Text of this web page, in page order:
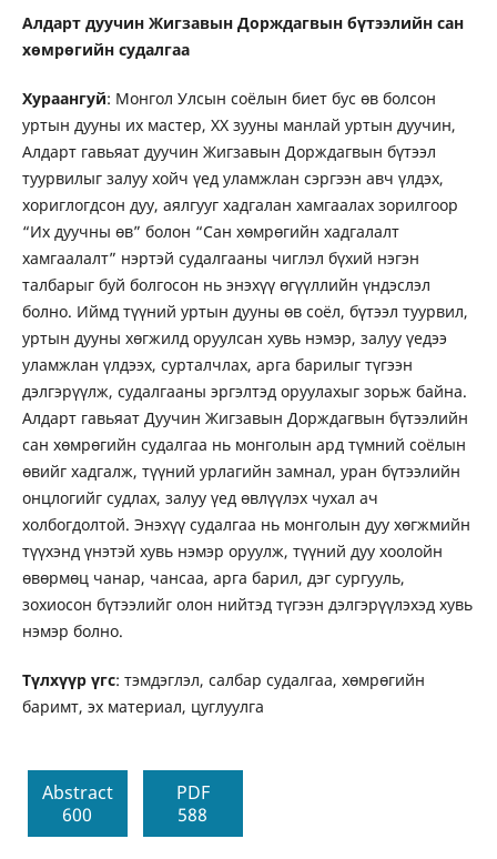
Алдарт дуучин Жигзавын Дорждагвын бүтээлийн сан
хөмрөгийн судалгаа
Хураангуй: Монгол Улсын соёлын биет бус өв болсон
уртын дууны их мастер, ХХ зууны манлай уртын дуучин,
Алдарт гавьяат дуучин Жигзавын Дорждагвын бүтээл
туурвилыг залуу хойч үед уламжлан сэргээн авч үлдэх,
хориглогдсон дуу, аялгууг хадгалан хамгаалах зорилгоор
“Их дуучны өв” болон “Сан хөмрөгийн хадгалалт
хамгаалалт” нэртэй судалгааны чиглэл бүхий нэгэн
талбарыг буй болгосон нь энэхүү өгүүллийн үндэслэл
болно. Иймд түүний уртын дууны өв соёл, бүтээл туурвил,
уртын дууны хөгжилд оруулсан хувь нэмэр, залуу үедээ
уламжлан үлдээх, сурталчлах, арга барилыг түгээн
дэлгэрүүлж, судалгааны эргэлтэд оруулахыг зорьж байна.
Алдарт гавьяат Дуучин Жигзавын Дорждагвын бүтээлийн
сан хөмрөгийн судалгаа нь монголын ард түмний соёлын
өвийг хадгалж, түүний урлагийн замнал, уран бүтээлийн
онцлогийг судлах, залуу үед өвлүүлэх чухал ач
холбогдолтой. Энэхүү судалгаа нь монголын дуу хөгжмийн
түүхэнд үнэтэй хувь нэмэр оруулж, түүний дуу хоолойн
өвөрмөц чанар, чансаа, арга барил, дэг сургууль,
зохиосон бүтээлийг олон нийтэд түгээн дэлгэрүүлэхэд хувь
нэмэр болно.
Түлхүүр үгс: тэмдэглэл, салбар судалгаа, хөмрөгийн
баримт, эх материал, цуглуулга
Abstract
600
PDF
588